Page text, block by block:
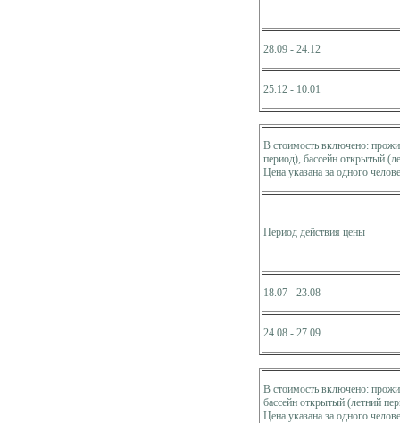
28.09 - 24.12
25.12 - 10.01
В стоимость включено:
период), бассейн открытый
Цена указана за одного
Период действия цены
18.07 - 23.08
24.08 - 27.09
В стоимость включено:
бассейн открытый (летний
Цена указана за одного